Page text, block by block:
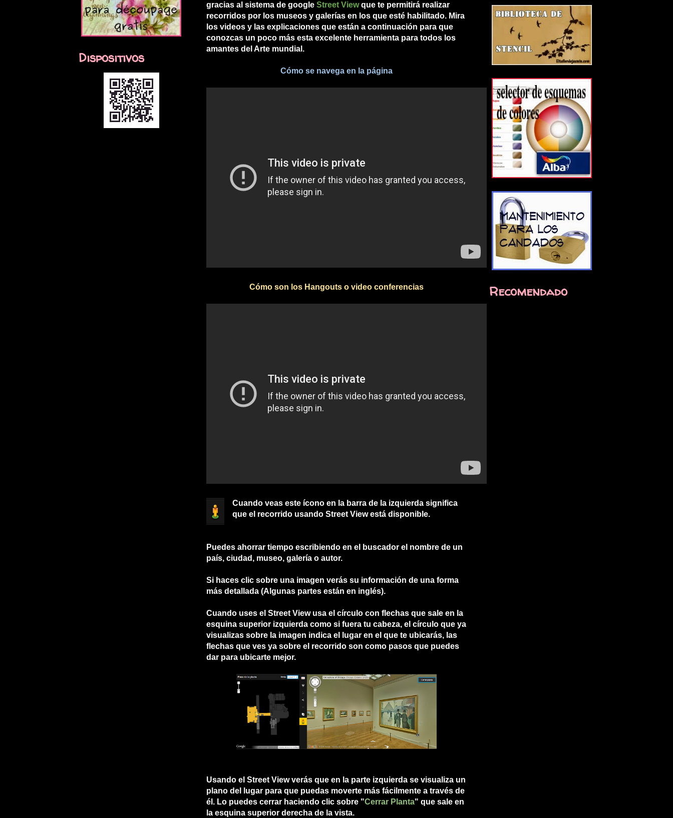
gracias al sistema de google Street Viewque te permitirá realizar
recorridos por los museos y galerías en los que esté habilitado. Mira
los videos y las explicaciones que están a continuación para que
conozcas un poco más esta excelente herramienta para todos los
amantes del Arte mundial.
Cómo se navega en la página
Cómo son los Hangouts o video conferencias
Cuando veas este ícono en la barra de la izquierda significa
que el recorrido usando Street View está disponible.
Puedes ahorrar tiempo escribiendo en el buscador el nombre de un
país, ciudad, museo, galería o autor.
Si haces clic sobre una imagen verás su información de una forma
más detallada (Algunas partes están en inglés).
Cuando uses el Street View usa el círculo con flechas que sale en la
esquina superior izquierda como si fuera tu cabeza, el círculo que ya
visualizas sobre la imagen indica el lugar en el que te ubicarás, las
flechas que ves ya sobre el recorrido son como pasos que puedes
dar para ubicarte mejor.
Usando el Street View verás que en la parte izquierda se visualiza un
plano del lugar para que puedas moverte más fácilmente a través de
él. Lo puedes cerrar haciendo clic sobre "Cerrar Planta" que sale en
la esquina superior derecha de la vista.
Dispositivos
Recomendado